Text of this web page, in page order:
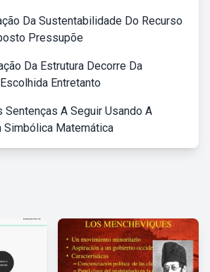
Da Sustentabilidade Do Recurso
Pressupõe
Da Estrutura Decorre Da
Entretanto
Sentenças A Seguir Usando A
Simbólica Matemática